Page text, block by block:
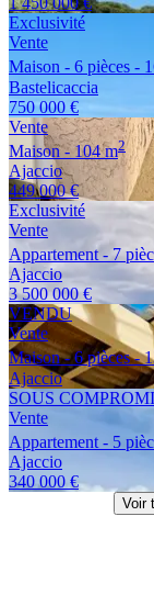
Exclusivité
Vente
Maison - 6 pièces -
Bastelicaccia
750 000 €
Vente
Maison - 104 m2
Ajaccio
449 000 €
Exclusivité
Vente
Appartement - 7
Ajaccio
3 500 000 €
VENDU
Vente
Maison - 6 pièces -
Ajaccio
SOUS
Vente
Appartement - 5
Ajaccio
340 000 €
Voir